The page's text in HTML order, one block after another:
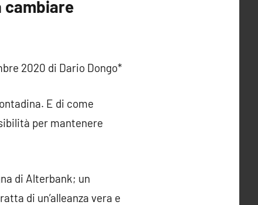
cambiare
2020 di Dario Dongo*
E di come
per mantenere
di Alterbank; un
di un’alleanza vera e